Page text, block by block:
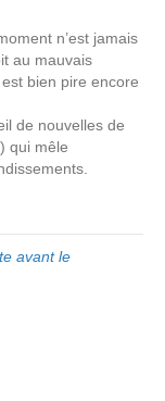
n’est jamais
au mauvais
bien pire encore
de nouvelles de
qui mêle
avant le